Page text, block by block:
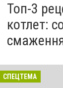
Топ-3
котлет:
СПЕЦТЕМА